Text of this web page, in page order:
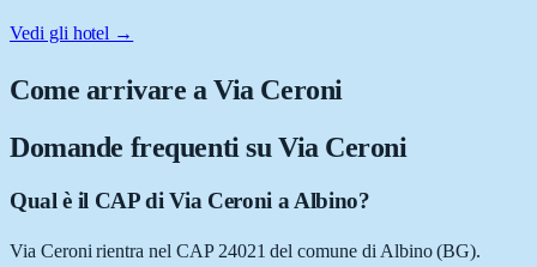
Vedi gli hotel →
Come arrivare aVia Ceroni
Domande frequenti su Via Ceroni
Qual è il CAP di Via Ceroni a Albino?
Via Ceroni rientra nel CAP 24021 del comune di Albino (BG).